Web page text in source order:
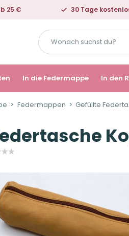
25 € 30 Tage
Wonach
suchst
du?
In die Federmappe In den
Federmappen Gefüllte